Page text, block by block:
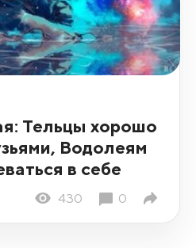
Тельцы хорошо
Водолеям
в себе
430 0